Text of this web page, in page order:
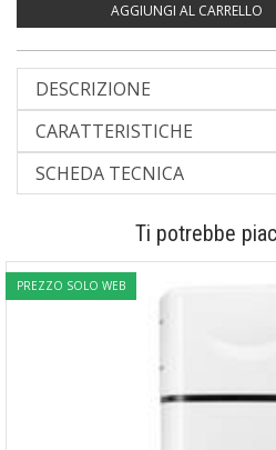
AGGIUNGI AL CARRELLO
DESCRIZIONE
CARATTERISTICHE
SCHEDA TECNICA
Ti potrebbe
PREZZO SOLO WEB